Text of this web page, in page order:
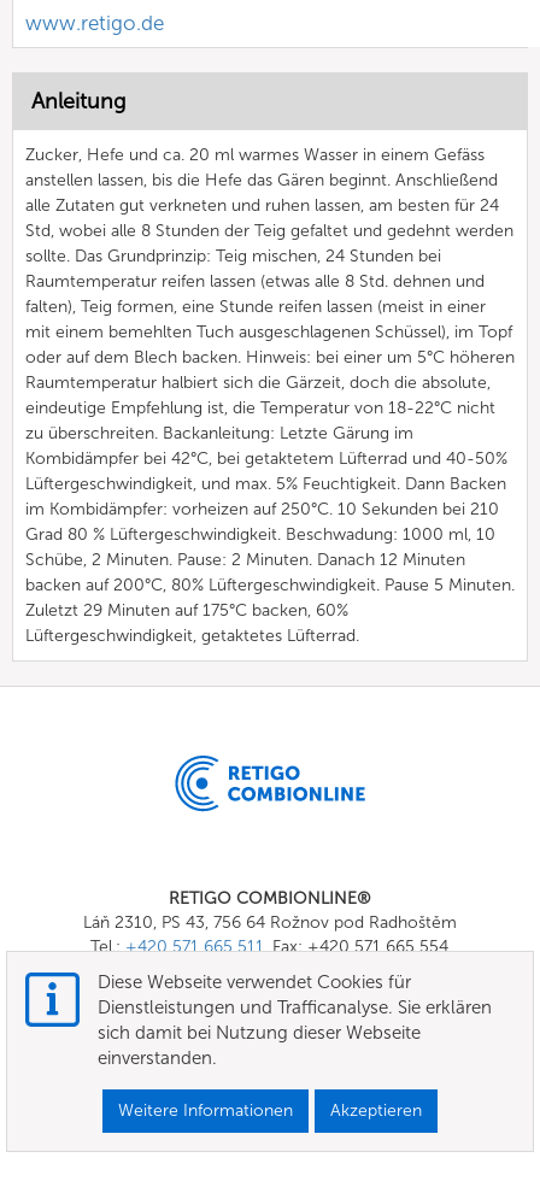
www.retigo.de
Anleitung
Zucker, Hefe und ca. 20 ml warmes Wasser in einem Gefäss
anstellen lassen, bis die Hefe das Gären beginnt. Anschließend
alle Zutaten gut verkneten und ruhen lassen, am besten für 24
Std, wobei alle 8 Stunden der Teig gefaltet und gedehnt werden
sollte. Das Grundprinzip: Teig mischen, 24 Stunden bei
Raumtemperatur reifen lassen (etwas alle 8 Std. dehnen und
falten), Teig formen, eine Stunde reifen lassen (meist in einer
mit einem bemehlten Tuch ausgeschlagenen Schüssel), im Topf
oder auf dem Blech backen. Hinweis: bei einer um 5°C höheren
Raumtemperatur halbiert sich die Gärzeit, doch die absolute,
eindeutige Empfehlung ist, die Temperatur von 18-22°C nicht
zu überschreiten. Backanleitung: Letzte Gärung im
Kombidämpfer bei 42°C, bei getaktetem Lüfterrad und 40-50%
Lüftergeschwindigkeit, und max. 5% Feuchtigkeit. Dann Backen
im Kombidämpfer: vorheizen auf 250°C. 10 Sekunden bei 210
Grad 80 % Lüftergeschwindigkeit. Beschwadung: 1000 ml, 10
Schübe, 2 Minuten. Pause: 2 Minuten. Danach 12 Minuten
backen auf 200°C, 80% Lüftergeschwindigkeit. Pause 5 Minuten.
Zuletzt 29 Minuten auf 175°C backen, 60%
Lüftergeschwindigkeit, getaktetes Lüfterrad.
RETIGO COMBIONLINE®
Láň 2310, PS 43, 756 64 Rožnov pod Radhoštěm
Tel.:+420 571 665 511, Fax: +420 571 665 554
E-mail:
info@combionline.com
Nutzungsbedingungen
Diese Webseite verwendet Cookies für
Dienstleistungen und Trafficanalyse. Sie erklären
sich damit bei Nutzung dieser Webseite
einverstanden.
Weitere Informationen Akzeptieren